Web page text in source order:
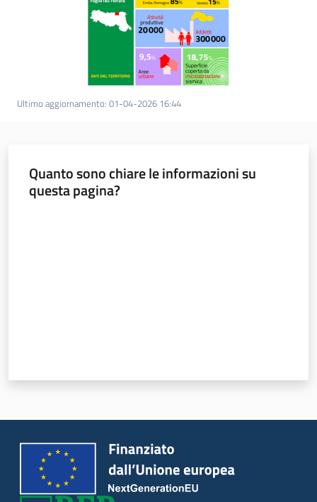
Leggi Atti Bandi
Ultimo aggiornamento: 01-04-2026 16:44
Quanto sono chiare le informazioni su
questa pagina?